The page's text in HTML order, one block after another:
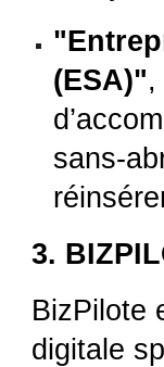
(ESA)",
sans-
3.
BizPilote
digitale